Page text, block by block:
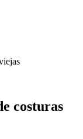
costuras